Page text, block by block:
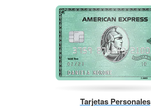
Tarjetas Personales